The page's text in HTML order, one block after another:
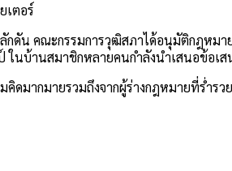
เตอร์
กดัน คณะกรรมการวุฒิสภาได้อนุมัติกฎหม
ในบ้านสมาชิกหลายคนกำลังนำเสนอข้อเ
คิดมากมายรวมถึงจากผู้ร่างกฎหมายที่ร่ำร